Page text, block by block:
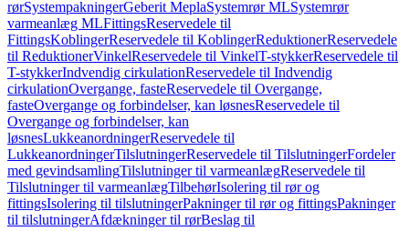
rørSystempakningerGeberit MeplaSystemrør MLSystemrør
varmeanlæg MLFittingsReservedele til
FittingsKoblingerReservedele til KoblingerReduktionerReservedele
til ReduktionerVinkelReservedele til VinkelT-stykkerReservedele til
T-stykkerIndvendig cirkulationReservedele til Indvendig
cirkulationOvergange, fasteReservedele til Overgange,
fasteOvergange og forbindelser, kan løsnesReservedele til
Overgange og forbindelser, kan
løsnesLukkeanordningerReservedele til
LukkeanordningerTilslutningerReservedele til TilslutningerFordeler
med gevindsamlingTilslutninger til varmeanlægReservedele til
Tilslutninger til varmeanlægTilbehørIsolering til rør og
fittingsIsolering til tilslutningerPakninger til rør og fittingsPakninger
til tilslutningerAfdækninger til rørBeslag til